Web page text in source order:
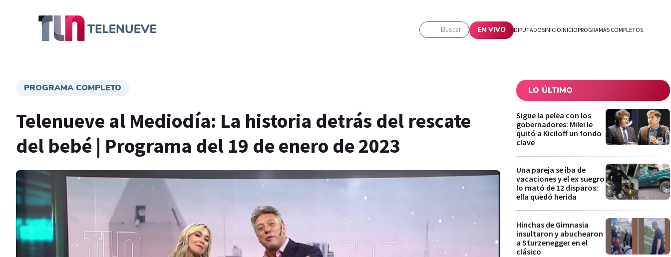
Buscar EN VIVO DIPUTADOSINICIOINICIOPROGRAMAS COMPLETOS
PROGRAMA COMPLETO
Telenueve al Mediodía: La historia detrás del rescate
del bebé | Programa del 19 de enero de 2023
LO ÚLTIMO
Sigue la pelea con los
gobernadores: Milei le
quitó a Kiciloff un fondo
clave
Una pareja se iba de
vacaciones y el ex suegro
lo mató de 12 disparos:
ella quedó herida
Hinchas de Gimnasia
insultaron y abuchearon
a Sturzenegger en el
clásico